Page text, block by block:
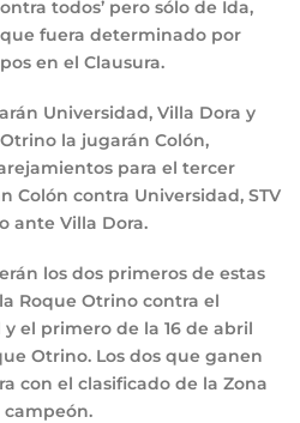
todos’ pero sólo de Ida,
fuera determinado por
en el Clausura.
Universidad, Villa Dora y
la jugarán Colón,
para el tercer
Colón contra Universidad, STV
ante Villa Dora.
los dos primeros de estas
Roque Otrino contra el
el primero de la 16 de abril
Otrino. Los dos que ganen
con el clasificado de la Zona